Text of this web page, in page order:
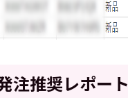
注推奨レポート